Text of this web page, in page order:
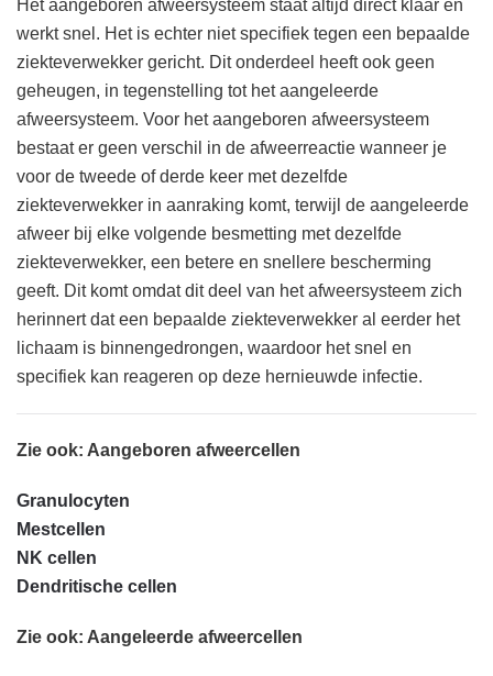
Het aangeboren afweersysteem staat altijd direct klaar en
werkt snel. Het is echter niet specifiek tegen een bepaalde
ziekteverwekker gericht. Dit onderdeel heeft ook geen
geheugen, in tegenstelling tot het aangeleerde
afweersysteem. Voor het aangeboren afweersysteem
bestaat er geen verschil in de afweerreactie wanneer je
voor de tweede of derde keer met dezelfde
ziekteverwekker in aanraking komt, terwijl de aangeleerde
afweer bij elke volgende besmetting met dezelfde
ziekteverwekker, een betere en snellere bescherming
geeft. Dit komt omdat dit deel van het afweersysteem zich
herinnert dat een bepaalde ziekteverwekker al eerder het
lichaam is binnengedrongen, waardoor het snel en
specifiek kan reageren op deze hernieuwde infectie.
Zie ook: Aangeboren afweercellen
Granulocyten
Mestcellen
NK cellen
Dendritische cellen
Zie ook: Aangeleerde afweercellen